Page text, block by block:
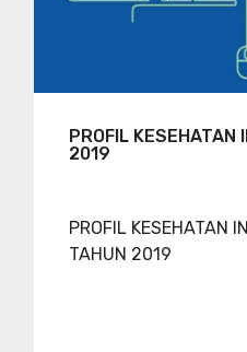
PROFIL KESEHATAN
2019
PROFIL KESEHATAN
TAHUN 2019